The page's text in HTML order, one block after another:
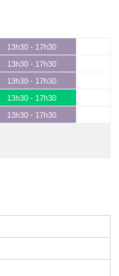
13h30 - 17h30
13h30 - 17h30
13h30 - 17h30
13h30 - 17h30
13h30 - 17h30